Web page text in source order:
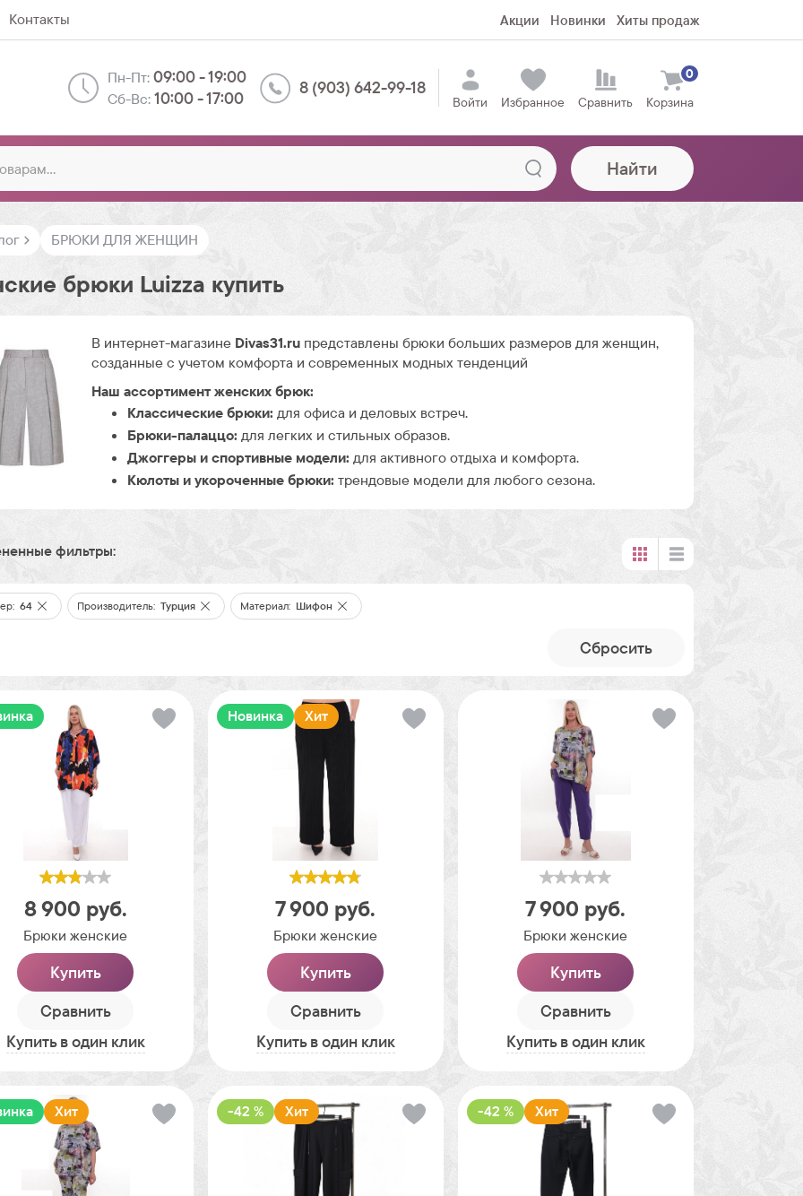
Контакты Акции Новинки Хиты продаж
Пн-Пт:09:00 - 19:00
Сб-Вс:10:00 - 17:00
8 (903) 642-99-18
Войти Избранное Сравнить Корзина
0
Найти
БРЮКИ ДЛЯ ЖЕНЩИН
брюки Luizza купить
В интернет-магазине Divas31.ruпредставлены брюки больших размеров для женщин,
созданные с учетом комфорта и современных модных тенденций
Наш ассортимент женских брюк:
Классические брюки: для офиса и деловых встреч.
Брюки-палаццо: для легких и стильных образов.
Джоггеры и спортивные модели: для активного отдыха и комфорта.
Кюлоты и укороченные брюки: трендовые модели для любого сезона.
фильтры:
64 Производитель: Турция Материал: Шифон
Cбросить
8 900 руб.
Брюки женские
Купить
Сравнить
Купить в один клик
Новинка Хит
7 900 руб.
Брюки женские
Купить
Сравнить
Купить в один клик
7 900 руб.
Брюки женские
Купить
Сравнить
Купить в один клик
Хит -42 % Хит -42 % Хит